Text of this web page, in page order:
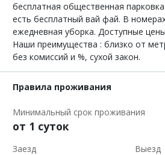
бесплатная общественная
есть бесплатный вай фай. В
ежедневная уборка. Доступные
Наши преимущества : близко от
без комиссий и %, сухой закон.
Правила проживания
Минимальный срок проживания
от 1 суток
Заезд Выезд